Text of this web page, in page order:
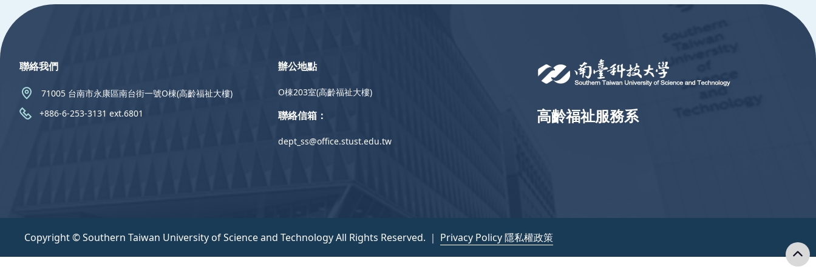
高齡福祉服務系
聯絡我們
71005 台南市永康區南台街一號O棟(高齡福祉大樓)
+886-6-253-3131 ext.6801
辦公地點
O棟203室(高齡福祉大樓)
聯絡信箱：
dept_ss@office.stust.edu.tw
Copyright © Southern Taiwan University of Science and Technology All Rights Reserved. ｜ Privacy Policy 隱私權政策